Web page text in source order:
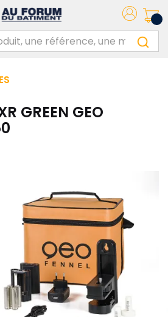
GREEN GEO